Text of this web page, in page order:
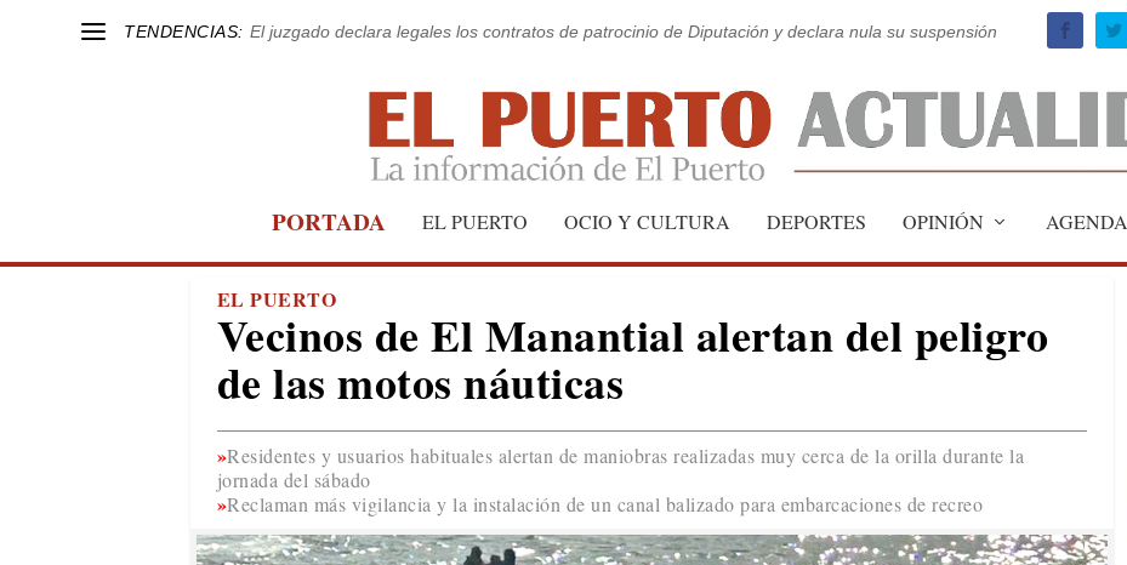
TENDENCIAS: El juzgado declara legales los contratos de patrocinio de Diputación y declara nula su suspensión
PORTADA EL PUERTO OCIO Y CULTURA DEPORTES OPINIÓN AGENDA
EL PUERTO
Vecinos de El Manantial alertan del peligro
de las motos náuticas
Residentes y usuarios habituales alertan de maniobras realizadas muy cerca de la orilla durante la
jornada del sábado
Reclaman más vigilancia y la instalación de un canal balizado para embarcaciones de recreo